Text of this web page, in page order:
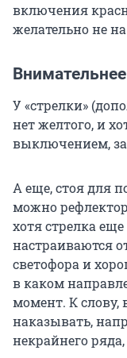
включения
желательно не
У «стрелки»
нет желтого, и
выключением,
А еще, стоя для
можно
хотя стрелка
настраиваются
светофора и
в каком
момент. К слову,
наказывать,
некрайнего